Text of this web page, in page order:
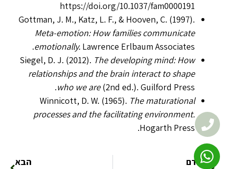
https://doi.org/10.1037/fam0000191
Gottman, J. M., Katz, L. F., & Hooven, C. (1997).
Meta-emotion: How families communicate
emotionally. Lawrence Erlbaum Associates.
Siegel, D. J. (2012). The developing mind: How
relationships and the brain interact to shape
who we are(2nd ed.). Guilford Press.
Winnicott, D. W. (1965). The maturational
processes and the facilitating environment.
Hogarth Press.
הקודם
הבא